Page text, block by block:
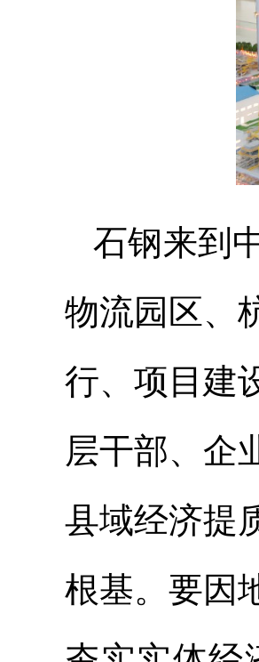
石钢来到
物流园区、
行、项目建
层干部、企
县域经济提
根基。要因